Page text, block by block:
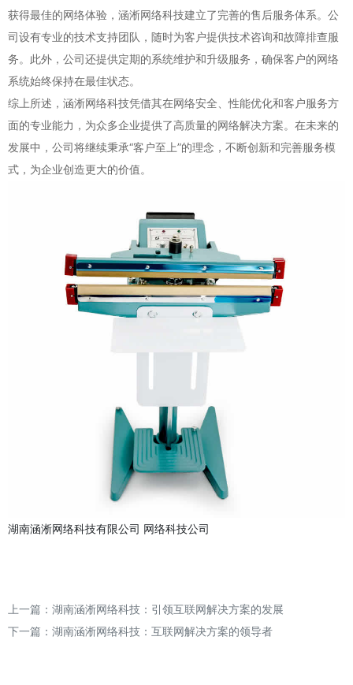
获得最佳的网络体验，涵淅网络科技建立了完善的售后服务体系。公
司设有专业的技术支持团队，随时为客户提供技术咨询和故障排查服
务。此外，公司还提供定期的系统维护和升级服务，确保客户的网络
系统始终保持在最佳状态。
综上所述，涵淅网络科技凭借其在网络安全、性能优化和客户服务方
面的专业能力，为众多企业提供了高质量的网络解决方案。在未来的
发展中，公司将继续秉承“客户至上”的理念，不断创新和完善服务模
式，为企业创造更大的价值。
湖南涵淅网络科技有限公司 网络科技公司
上一篇： 湖南涵淅网络科技：引领互联网解决方案的发展
下一篇： 湖南涵淅网络科技：互联网解决方案的领导者